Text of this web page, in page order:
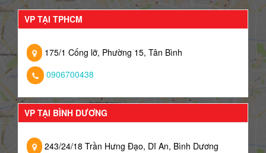
VP TẠI TPHCM
175/1 Cống lỡ, Phường 15, Tân Bình
0906700438
VP TẠI BÌNH DƯƠNG
243/24/18 Trần Hưng Đạo, Dĩ An, Bình Dương